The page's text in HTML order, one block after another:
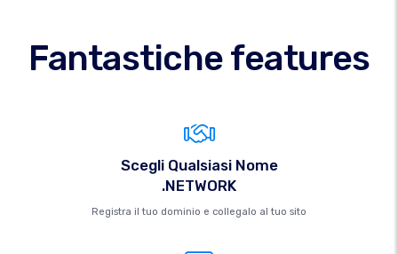
Fantastiche features
Scegli Qualsiasi Nome
.NETWORK
Registra il tuo dominio e collegalo al tuo sito